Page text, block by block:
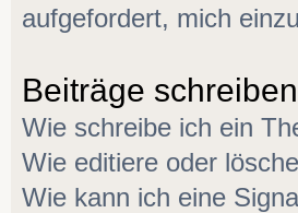
aufgefordert, mich
Beiträge schreiben
Wie schreibe ich ein
Wie editiere oder
Wie kann ich eine